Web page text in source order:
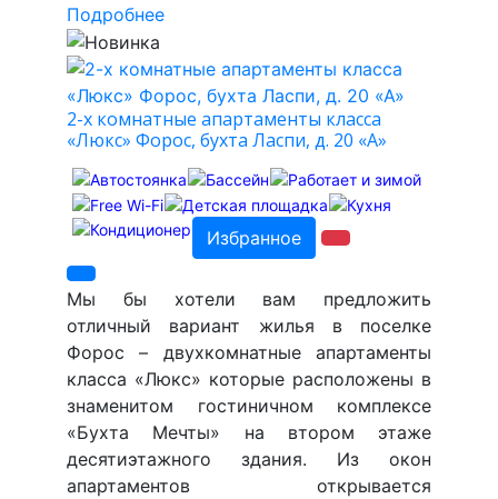
Подробнее
2-х комнатные апартаменты класса
«Люкс» Форос, бухта Ласпи, д. 20 «А»
Избранное
Мы бы хотели вам предложить
отличный вариант жилья в поселке
Форос – двухкомнатные апартаменты
класса «Люкс» которые расположены в
знаменитом гостиничном комплексе
«Бухта Мечты» на втором этаже
десятиэтажного здания. Из окон
апартаментов открывается